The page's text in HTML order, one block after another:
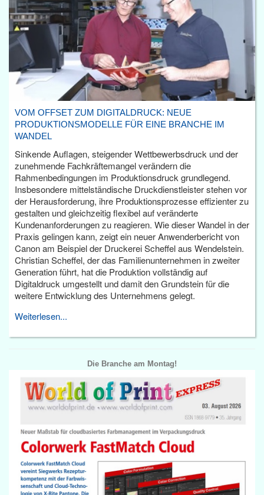
VOM OFFSET ZUM DIGITALDRUCK: NEUE
PRODUKTIONSMODELLE FÜR EINE BRANCHE IM
WANDEL
Sinkende Auflagen, steigender Wettbewerbsdruck und der
zunehmende Fachkräftemangel verändern die
Rahmenbedingungen im Produktionsdruck grundlegend.
Insbesondere mittelständische Druckdienstleister stehen vor
der Herausforderung, ihre Produktionsprozesse effizienter zu
gestalten und gleichzeitig flexibel auf veränderte
Kundenanforderungen zu reagieren. Wie dieser Wandel in der
Praxis gelingen kann, zeigt ein neuer Anwenderbericht von
Canon am Beispiel der Druckerei Scheffel aus Wendelstein.
Christian Scheffel, der das Familienunternehmen in zweiter
Generation führt, hat die Produktion vollständig auf
Digitaldruck umgestellt und damit den Grundstein für die
weitere Entwicklung des Unternehmens gelegt.
Weiterlesen...
Die Branche am Montag!